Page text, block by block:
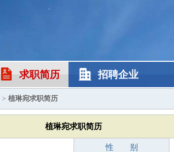
求职简历 招聘企业
> 植琳宛求职简历
植琳宛求职简历
性 别